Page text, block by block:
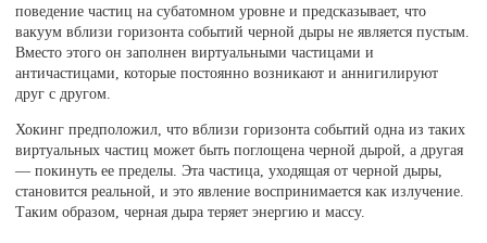
поведение частиц на субатомном уровне и предсказывает, что
вакуум вблизи горизонта событий черной дыры не является пустым.
Вместо этого он заполнен виртуальными частицами и
античастицами, которые постоянно возникают и аннигилируют
друг с другом.
Хокинг предположил, что вблизи горизонта событий одна из таких
виртуальных частиц может быть поглощена черной дырой, а другая
— покинуть ее пределы. Эта частица, уходящая от черной дыры,
становится реальной, и это явление воспринимается как излучение.
Таким образом, черная дыра теряет энергию и массу.